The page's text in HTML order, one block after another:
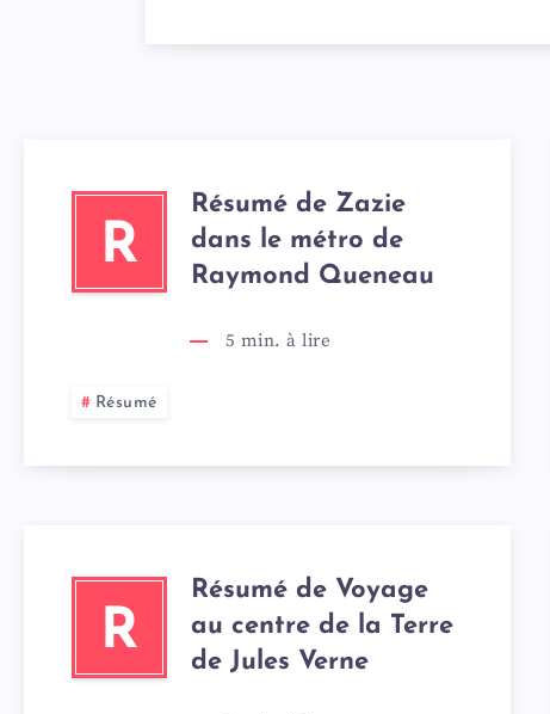
R
Résumé de Zazie
dans le métro de
Raymond Queneau
5 min. à lire
Résumé
R
Résumé de Voyage
au centre de la Terre
de Jules Verne